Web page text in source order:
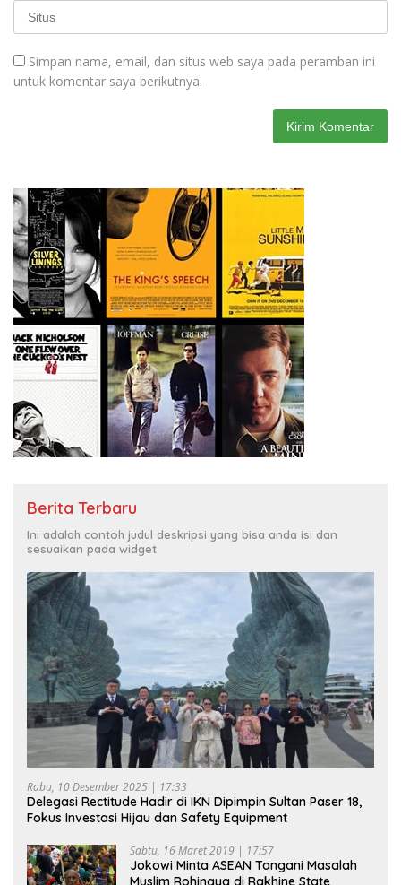
Simpan nama, email, dan situs web saya pada peramban ini
untuk komentar saya berikutnya.
Berita Terbaru
Ini adalah contoh judul deskripsi yang bisa anda isi dan
sesuaikan pada widget
Rabu, 10 Desember 2025 | 17:33
Delegasi Rectitude Hadir di IKN Dipimpin Sultan Paser 18,
Fokus Investasi Hijau dan Safety Equipment
Sabtu, 16 Maret 2019 | 17:57
Jokowi Minta ASEAN Tangani Masalah
Muslim Rohingya di Rakhine State